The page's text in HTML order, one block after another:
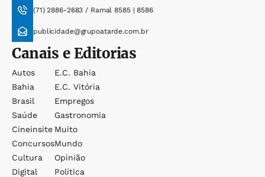
(71) 2886-2683 / Ramal 8585 | 8586
publicidade@grupoatarde.com.br
Canais e Editorias
Autos
Bahia
Brasil
Saúde
Cineinsite
Concursos
Cultura
Digital
E.c. Bahia
E.c. Vitória
Empregos
Gastronomia
Muito
Mundo
Opinião
Política